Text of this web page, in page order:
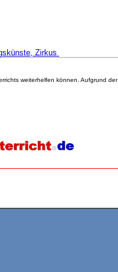
Zirkus
weiterhelfen können. Aufgrund der